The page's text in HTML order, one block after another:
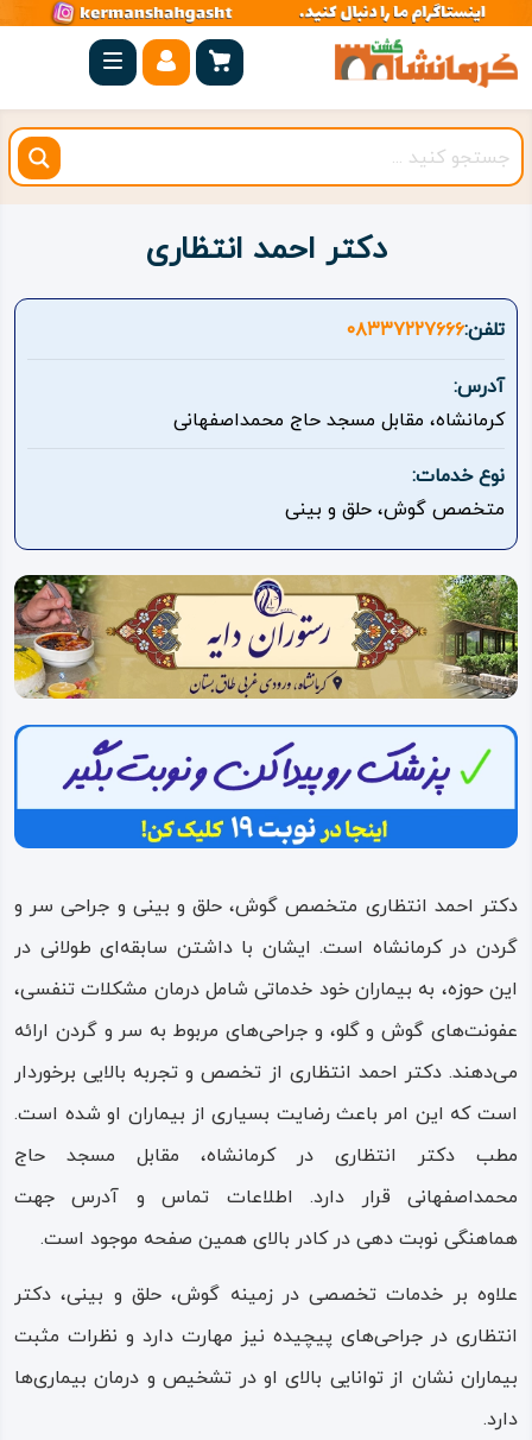
صفحه
اصلی
کرمانشاه
شهرستان
بیستون
روستاهای
هدف
اقامتگاه
ویدئو
درباره
ما
دکتر احمد انتظاری
تلفن:۰۸۳۳۷۲۲۷۶۶۶
آدرس:
کرمانشاه، مقابل مسجد حاج محمداصفهانی
نوع خدمات:
متخصص گوش، حلق و بینی
دکتر احمد انتظاری متخصص گوش، حلق و بینی و جراحی سر و
گردن در کرمانشاه است. ایشان با داشتن سابقه‌ای طولانی در
این حوزه، به بیماران خود خدماتی شامل درمان مشکلات تنفسی،
عفونت‌های گوش و گلو، و جراحی‌های مربوط به سر و گردن ارائه
می‌دهند. دکتر احمد انتظاری از تخصص و تجربه بالایی برخوردار
است که این امر باعث رضایت بسیاری از بیماران او شده است.
مطب دکتر انتظاری در کرمانشاه، مقابل مسجد حاج
محمداصفهانی قرار دارد. اطلاعات تماس و آدرس جهت
هماهنگی نوبت دهی در کادر بالای همین صفحه موجود است.
علاوه بر خدمات تخصصی در زمینه گوش، حلق و بینی، دکتر
انتظاری در جراحی‌های پیچیده نیز مهارت دارد و نظرات مثبت
بیماران نشان از توانایی بالای او در تشخیص و درمان بیماری‌ها
دارد.